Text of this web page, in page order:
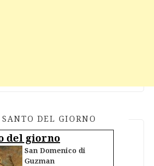
DEL GIORNO
del giorno
San Domenico di
Guzman